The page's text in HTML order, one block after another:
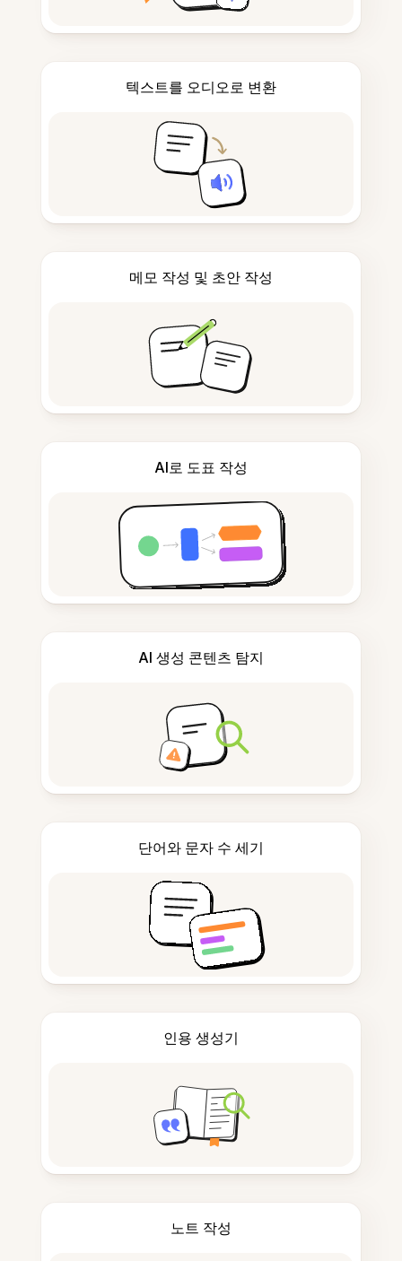
텍스트를 오디오로 변환
메모 작성 및 초안 작성
AI로 도표 작성
AI 생성 콘텐츠 탐지
단어와 문자 수 세기
인용 생성기
노트 작성